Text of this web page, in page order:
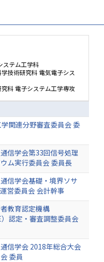
ステム工学科
技術研究科 電気電子シス
科 電子システム工学専攻
関連分野審査委員会 委
信学会第33回信号処理
ム実行委員会 委員長
信学会基礎・境界ソサ
営委員会 会計幹事
教育認定機構
）認定・審査調整委員会
信学会 2018年総合大会
委員